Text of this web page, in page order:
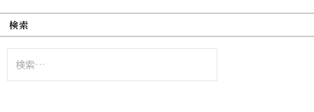
検索
索: